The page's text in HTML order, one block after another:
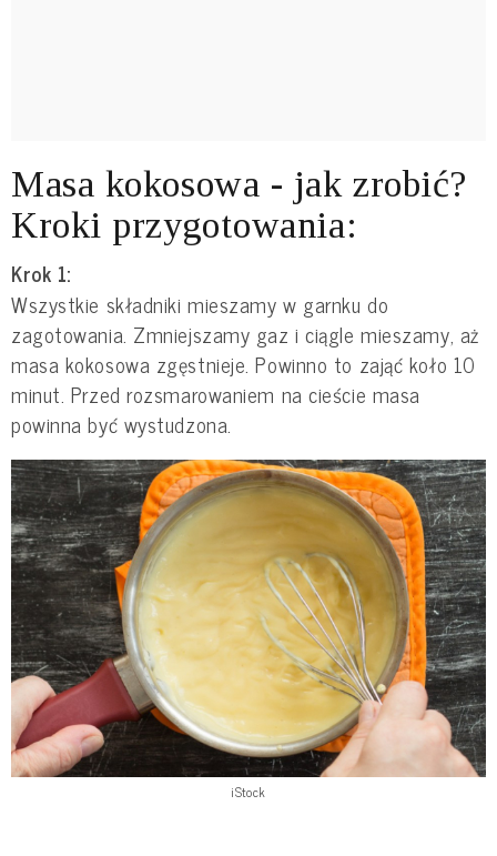
Masa kokosowa - jak zrobić?
Kroki przygotowania:
Krok 1:
Wszystkie składniki mieszamy w garnku do
zagotowania. Zmniejszamy gaz i ciągle mieszamy, aż
masa kokosowa zgęstnieje. Powinno to zająć koło 10
minut. Przed rozsmarowaniem na cieście masa
powinna być wystudzona.
iStock